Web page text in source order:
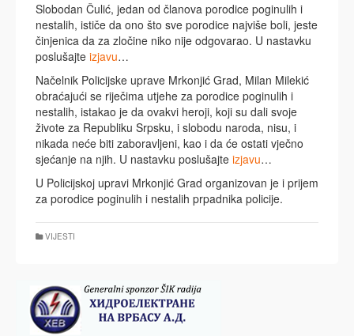
Slobodan Čulić, jedan od članova porodice poginulih i
nestalih, ističe da ono što sve porodice najviše boli, jeste
činjenica da za zločine niko nije odgovarao. U nastavku
poslušajte izjavu…
Načelnik Policijske uprave Mrkonjić Grad, Milan Milekić
obraćajući se riječima utjehe za porodice poginulih i
nestalih, istakao je da ovakvi heroji, koji su dali svoje
živote za Republiku Srpsku, i slobodu naroda, nisu, i
nikada neće biti zaboravljeni, kao i da će ostati vječno
sjećanje na njih. U nastavku poslušajte izjavu…
U Policijskoj upravi Mrkonjić Grad organizovan je i prijem
za porodice poginulih i nestalih prpadnika policije.
VIJESTI